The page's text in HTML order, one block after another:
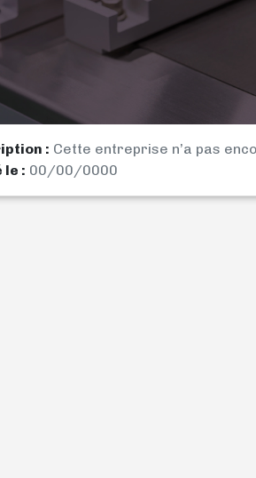
: Cette entreprise n’a pas
le : 00/00/0000